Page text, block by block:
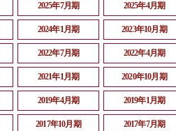
2025年7月期 2025年4月期
2024年1月期 2023年10月期
2022年7月期 2022年4月期
2021年1月期 2020年10月期
2019年4月期 2019年1月期
2017年10月期 2017年7月期